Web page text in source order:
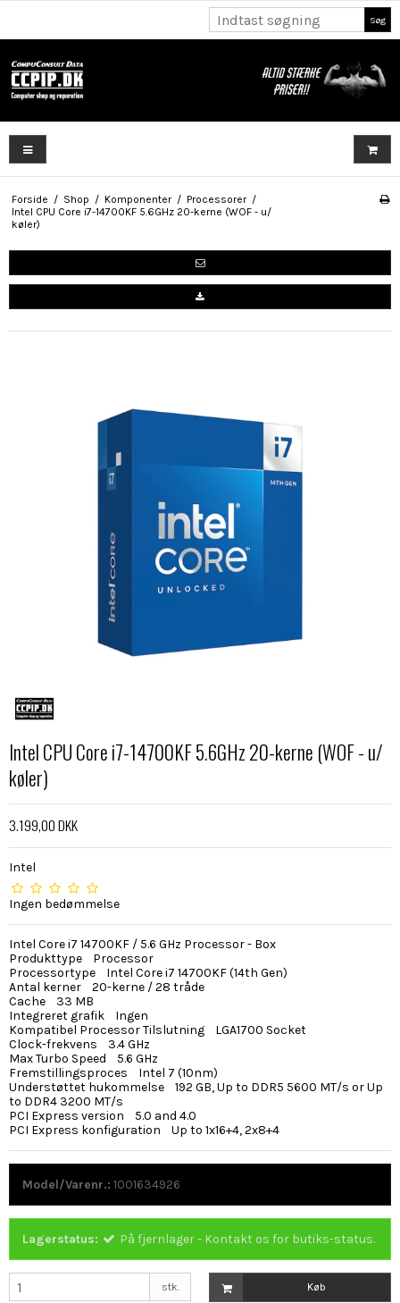
Søg
Forside / Shop / Komponenter / Processorer /
Intel CPU Core i7-14700KF 5.6GHz 20-kerne (WOF - u/
køler)
Intel CPU Core i7-14700KF 5.6GHz 20-kerne (WOF - u/
køler)
3.199,00 DKK
Intel
Ingen bedømmelse
Intel Core i7 14700KF / 5.6 GHz Processor - Box
Produkttype Processor
Processortype Intel Core i7 14700KF (14th Gen)
Antal kerner 20-kerne / 28 tråde
Cache 33 MB
Integreret grafik Ingen
Kompatibel Processor Tilslutning LGA1700 Socket
Clock-frekvens 3.4 GHz
Max Turbo Speed 5.6 GHz
Fremstillingsproces Intel 7 (10nm)
Understøttet hukommelse 192 GB, Up to DDR5 5600 MT/s or Up
to DDR4 3200 MT/s
PCI Express version 5.0 and 4.0
PCI Express konfiguration Up to 1x16+4, 2x8+4
Model/Varenr.: 1001634926
Lagerstatus: På fjernlager - Kontakt os for butiks-status.
stk. Køb